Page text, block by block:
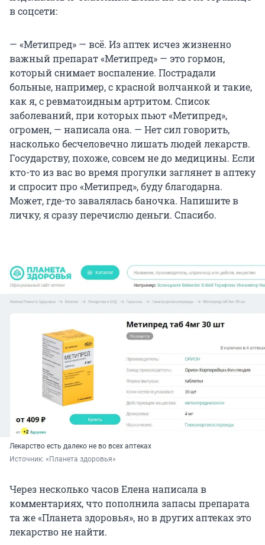
в соцсети:
— «Метипред» — всё. Из аптек исчез жизненно
важный препарат «Метипред» — это гормон,
который снимает воспаление. Пострадали
больные, например, с красной волчанкой и такие,
как я, с ревматоидным артритом. Список
заболеваний, при которых пьют «Метипред»,
огромен, — написала она. — Нет сил говорить,
насколько бесчеловечно лишать людей лекарств.
Государству, похоже, совсем не до медицины. Если
кто-то из вас во время прогулки заглянет в аптеку
и спросит про «Метипред», буду благодарна.
Может, где-то завалялась баночка. Напишите в
личку, я сразу перечислю деньги. Спасибо.
Лекарство есть далеко не во всех аптеках
Источник: «Планета здоровья»
Через несколько часов Елена написала в
комментариях, что пополнила запасы препарата
та же «Планета здоровья», но в других аптеках это
лекарство не найти.